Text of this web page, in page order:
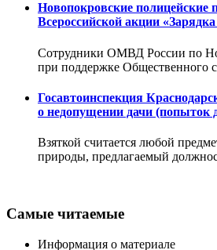
Новопокровские полицейские
Всероссийской акции
Сотрудники ОМВД России по
при поддержке Общественного
Госавтоинспекция
о недопущении дачи (попыток
Взяткой считается любой
природы, предлагаемый
Самые читаемые
Информация о материале